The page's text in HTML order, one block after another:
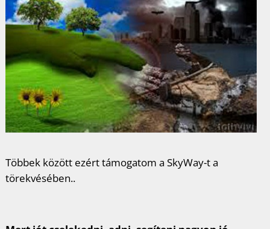
Többek között ezért támogatom a SkyWay-t a
törekvésében..